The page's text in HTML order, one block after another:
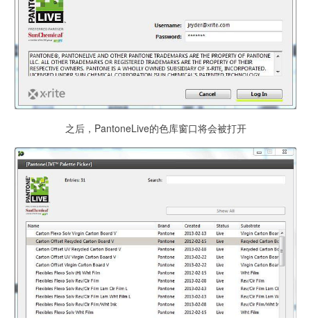
之后，PantoneLive的色库窗口将会被打开